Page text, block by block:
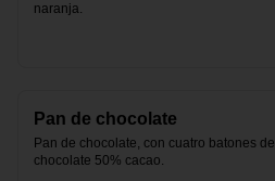
naranja.
Pan de chocolate
Pan de chocolate, con cuatro batones de
chocolate 50% cacao.